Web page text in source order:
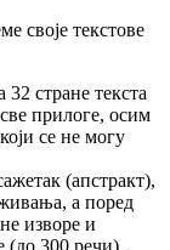
своје текстове
стране текста
прилоге, осим
се не могу
(апстракт),
а поред
изворе и
(до 300 речи).